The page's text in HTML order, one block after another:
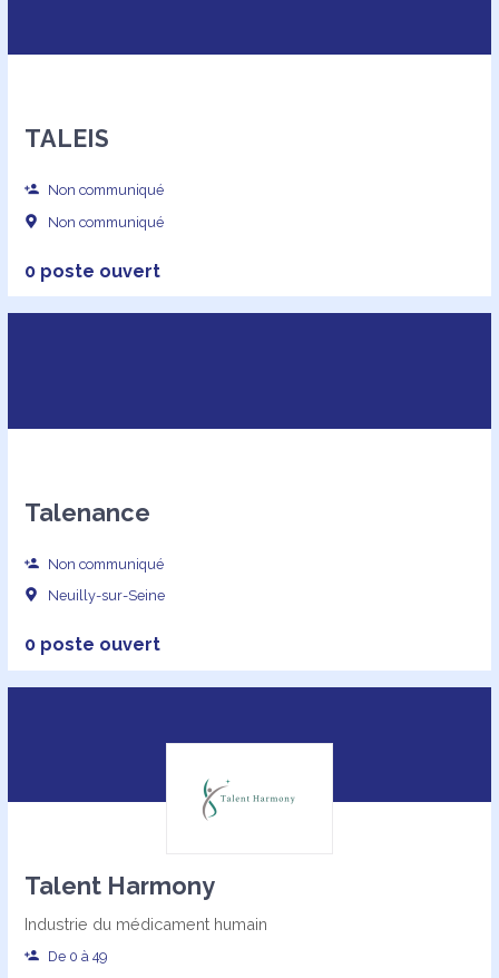
TALEIS
Non communiqué
Non communiqué
0 poste ouvert
Talenance
Non communiqué
Neuilly-sur-Seine
0 poste ouvert
Talent Harmony
Industrie du médicament humain
De 0 à 49